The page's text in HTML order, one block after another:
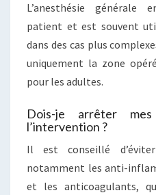
L’anesthésie générale
patient et est souvent
dans des cas plus
uniquement la zone
pour les adultes.
Dois-je arrêter mes
l’intervention ?
Il est conseillé
notamment les anti-
et les anticoagulants,